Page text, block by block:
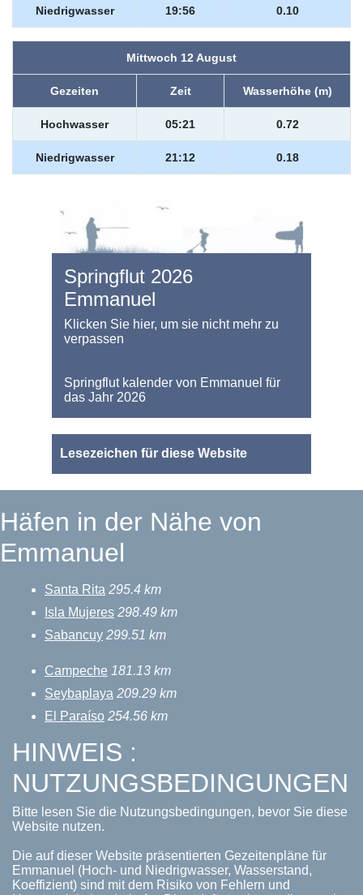
Niedrigwasser 19:56 0.10
Mittwoch 12 August
Gezeiten Zeit Wasserhöhe (m)
Hochwasser 05:21 0.72
Niedrigwasser 21:12 0.18
Springflut 2026
Emmanuel
Klicken Sie hier, um sie nicht mehr zu
verpassen
Springflut kalender von Emmanuel für
das Jahr 2026
Lesezeichen für diese Website
Häfen in der Nähe von
Emmanuel
Santa Rita 295.4 km
Isla Mujeres 298.49 km
Sabancuy 299.51 km
Campeche 181.13 km
Seybaplaya 209.29 km
El Paraíso 254.56 km
HINWEIS :
NUTZUNGSBEDINGUNGEN
Bitte lesen Sie die Nutzungsbedingungen, bevor Sie diese
Website nutzen.
Die auf dieser Website präsentierten Gezeitenpläne für
Emmanuel (Hoch- und Niedrigwasser, Wasserstand,
Koeffizient) sind mit dem Risiko von Fehlern und